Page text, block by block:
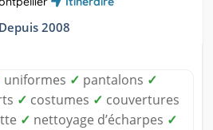
Depuis 2008
uniformes ✓ pantalons ✓
✓ costumes ✓ couvertures
✓ nettoyage d’écharpes ✓